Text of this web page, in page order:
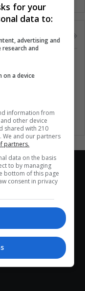
Politica
for your
data to:
advertising and
and
on a device
information from
other device
shared with 210
We and our partners
partners.
data on the basis
to by managing
bottom of this page
consent in privacy